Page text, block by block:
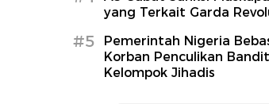
yang Terkait Garda
#5
Pemerintah Nigeria
Korban Penculikan
Kelompok Jihadis